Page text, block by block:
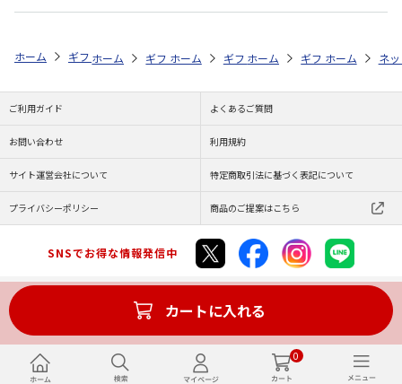
0
カートに入れる
ホーム ギフトストア お中元・夏ギフト特集 2026 贈る相手から探す
ホーム ギフトストア お中元・夏ギフト特集 2026
ホーム ギフトストア お中元・夏ギフト
ホーム ギフトストア お
ホーム ネ
ご利用ガイド よくあるご質問
お問い合わせ 利用規約
サイト運営会社について 特定商取引法に基づく表記について
プライバシーポリシー 商品のご提案はこちら
SNSでお得な情報発信中